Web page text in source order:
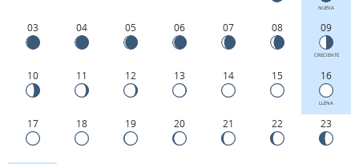
NUEVA
03 04 05 06 07 08 09
CRECIENTE
10 11 12 13 14 15 16
LLENA
17 18 19 20 21 22 23